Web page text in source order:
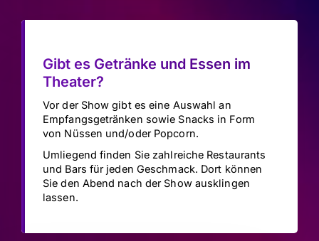
Gibt es Getränke und Essen im
Theater?
Vor der Show gibt es eine Auswahl an
Empfangsgetränken sowie Snacks in Form
von Nüssen und/oder Popcorn.
Umliegend finden Sie zahlreiche Restaurants
und Bars für jeden Geschmack. Dort können
Sie den Abend nach der Show ausklingen
lassen.